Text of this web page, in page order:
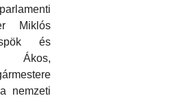
Miklós
és
nemzeti